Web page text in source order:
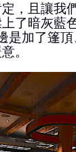
，且讓我
了暗灰藍
是加了篷
。